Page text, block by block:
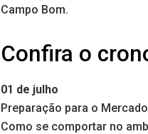
Campo Bom.
Confira o
01 de julho
Preparação para o
Como se comportar no